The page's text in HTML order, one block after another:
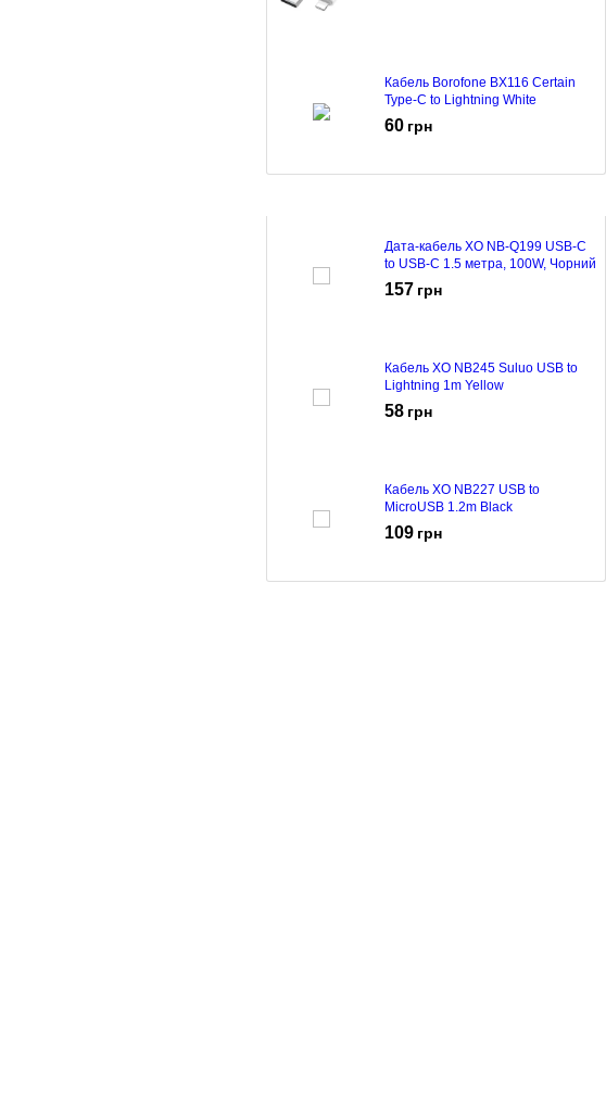
Кабель Borofone BX116 Certain
Type-C to Lightning White
60 грн
Дата-кабель XO NB-Q199 USB-C
to USB-C 1.5 метра, 100W, Чорний
157 грн
Кабель XO NB245 Suluo USB to
Lightning 1m Yellow
58 грн
Кабель XO NB227 USB to
MicroUSB 1.2m Black
109 грн